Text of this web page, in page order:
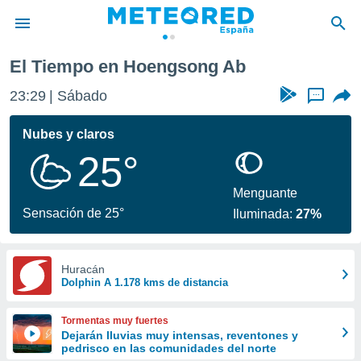
de
por
se
calidad.
a este
las
y
forma
digital
basada
El Tiempo en Hoengsong Ab
23:29 Sábado ...
Nubes y claros
25°
Sensación de 25°
Menguante
Iluminada:27%
Huracán
Dolphin A 1.178 kms de distancia
Tormentas muy fuertes
Dejarán lluvias muy intensas, reventones y
pedrisco en las comunidades del norte